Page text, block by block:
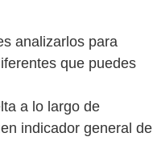
analizarlos para
que puedes
a lo largo de
indicador general de